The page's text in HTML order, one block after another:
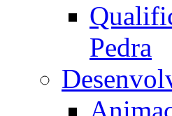
Pedra